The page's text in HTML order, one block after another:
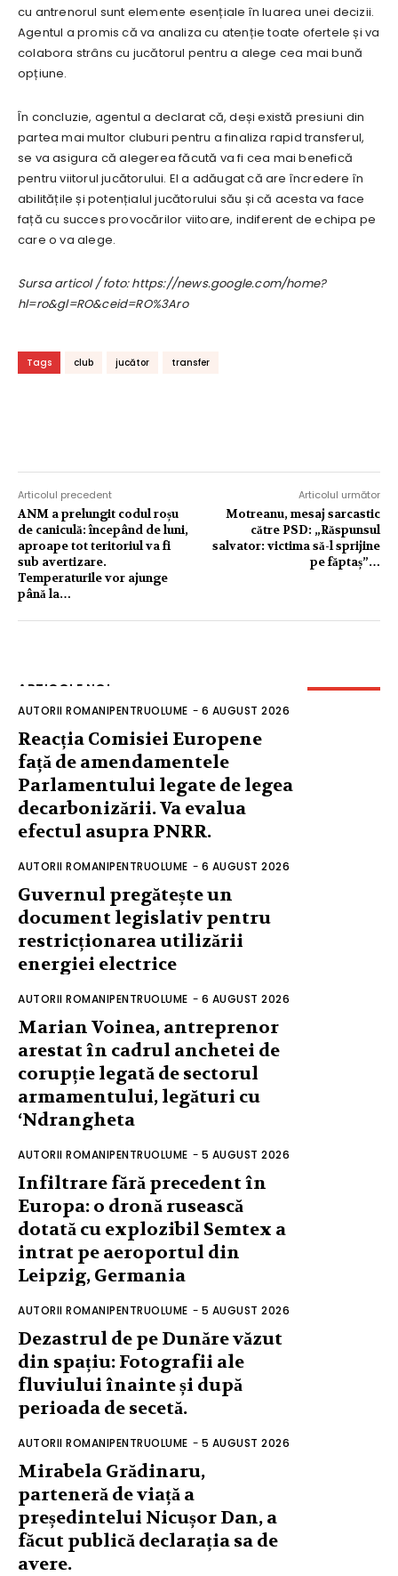
cu antrenorul sunt elemente esențiale în luarea unei decizii.
Agentul a promis că va analiza cu atenție toate ofertele și va
colabora strâns cu jucătorul pentru a alege cea mai bună
opțiune.
În concluzie, agentul a declarat că, deși există presiuni din
partea mai multor cluburi pentru a finaliza rapid transferul,
se va asigura că alegerea făcută va fi cea mai benefică
pentru viitorul jucătorului. El a adăugat că are încredere în
abilitățile și potențialul jucătorului său și că acesta va face
față cu succes provocărilor viitoare, indiferent de echipa pe
care o va alege.
Sursa articol / foto: https://news.google.com/home?
hl=ro&gl=RO&ceid=RO%3Aro
Tags club jucător transfer
Articolul precedent
ANM a prelungit codul roșu
de caniculă: începând de luni,
aproape tot teritoriul va fi
sub avertizare.
Temperaturile vor ajunge
până la…
Articolul următor
Motreanu, mesaj sarcastic
către PSD: „Răspunsul
salvator: victima să-l sprijine
pe făptaș”…
ARTICOLE NOI
AUTORII ROMANIPENTRUOLUME - 6 AUGUST 2026
Reacția Comisiei Europene
față de amendamentele
Parlamentului legate de legea
decarbonizării. Va evalua
efectul asupra PNRR.
AUTORII ROMANIPENTRUOLUME - 6 AUGUST 2026
Guvernul pregătește un
document legislativ pentru
restricționarea utilizării
energiei electrice
AUTORII ROMANIPENTRUOLUME - 6 AUGUST 2026
Marian Voinea, antreprenor
arestat în cadrul anchetei de
corupție legată de sectorul
armamentului, legături cu
‘Ndrangheta
AUTORII ROMANIPENTRUOLUME - 5 AUGUST 2026
Infiltrare fără precedent în
Europa: o dronă rusească
dotată cu explozibil Semtex a
intrat pe aeroportul din
Leipzig, Germania
AUTORII ROMANIPENTRUOLUME - 5 AUGUST 2026
Dezastrul de pe Dunăre văzut
din spațiu: Fotografii ale
fluviului înainte și după
perioada de secetă.
AUTORII ROMANIPENTRUOLUME - 5 AUGUST 2026
Mirabela Grădinaru,
parteneră de viață a
președintelui Nicușor Dan, a
făcut publică declarația sa de
avere.